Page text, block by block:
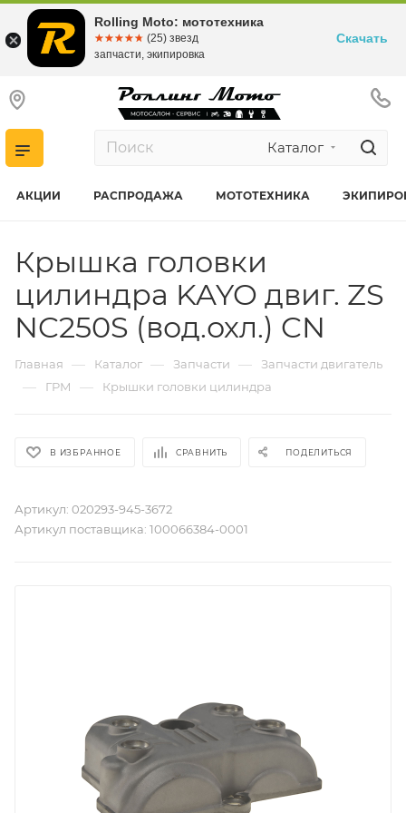
Каталог
АКЦИИ РАСПРОДАЖА МОТОТЕХНИКА
Крышка головки
цилиндра KAYO двиг. ZS
NC250S (вод.охл.) CN
Главная — Каталог — Запчасти — Запчасти двигатель
— ГРМ — Крышки головки цилиндра
В ИЗБРАННОЕ СРАВНИТЬ ПОДЕЛИТЬСЯ
Артикул: 020293-945-3672
Артикул поставщика: 100066384-0001
Rolling Moto: мототехника
☆☆☆☆☆
★★★★★ (25) звезд
запчасти, экипировка
Скачать